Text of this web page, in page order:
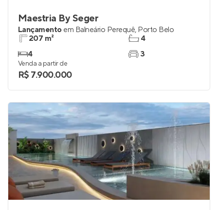
Maestria By Seger
Lançamento em Balneário Perequê, Porto Belo
207 m²
4
4
3
Venda a partir de
R$ 7.900.000